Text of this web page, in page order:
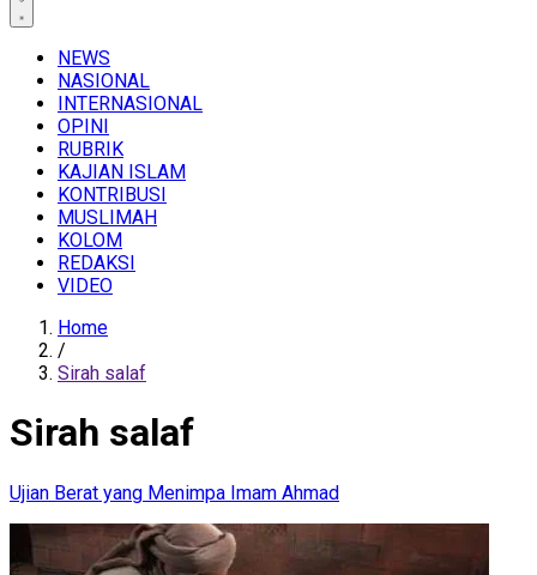
NEWS
NASIONAL
INTERNASIONAL
OPINI
RUBRIK
KAJIAN ISLAM
KONTRIBUSI
MUSLIMAH
KOLOM
REDAKSI
VIDEO
Home
/
Sirah salaf
Sirah salaf
Ujian Berat yang Menimpa Imam Ahmad